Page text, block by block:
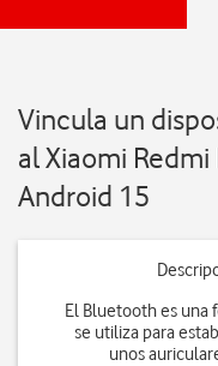
Vincula un
al Xiaomi
Android 15
El Bluetooth es una
se utiliza para
unos